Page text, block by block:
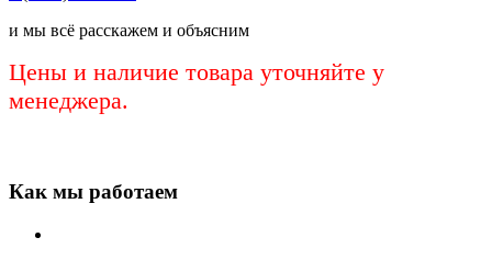
и мы всё расскажем и объясним
Цены и наличие товара уточняйте у
менеджера.
Как мы работаем